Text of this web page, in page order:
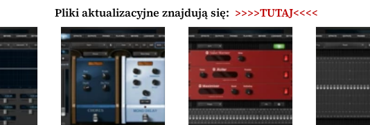
Pliki aktualizacyjne znajdują się: >>>>TUTAJ<<<<